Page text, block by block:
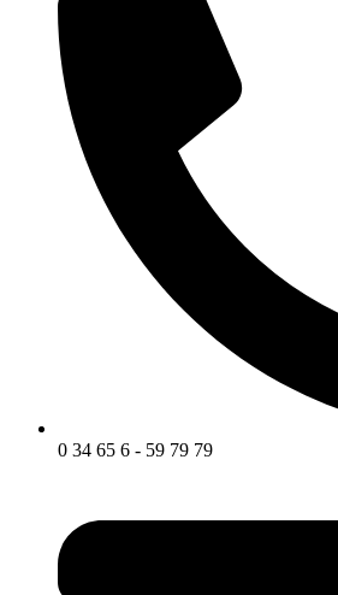
0 34 65 6 - 59 79 79